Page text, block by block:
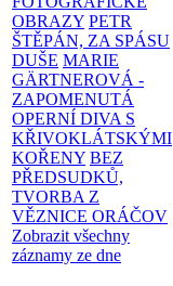
OBRAZY PETR
ŠTĚPÁN, ZA SPÁSU
DUŠE MARIE
GÄRTNEROVÁ -
ZAPOMENUTÁ
OPERNÍ DIVA S
KŘIVOKLÁTSKÝMI
KOŘENY BEZ
PŘEDSUDKŮ,
TVORBA Z
VĚZNICE ORÁČOV
Zobrazit všechny
záznamy ze dne